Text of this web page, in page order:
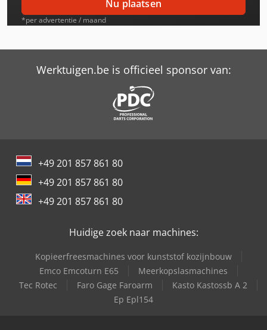
Lamborghini 583
Lamborghini 774-80
Lamborghini Champion 150
Lamborghini Champion 160
Lamborghini Champion 200
Lamborghini Premium 1100
Lamborghini Premium 1300
Nu plaatsen
*per advertentie / maand
Werktuigen.be is officieel sponsor van:
+49 201 857 861 80
+49 201 857 861 80
+49 201 857 861 80
Huidige zoek naar machines:
Kopieerfreesmachines voor kunststof kozijnbouw
Emco Emcoturn E65
Meerkopslasmachines
Tec Rotec
Faro Gage Faroarm
Kasto Kastossb A 2
Ep Epl154